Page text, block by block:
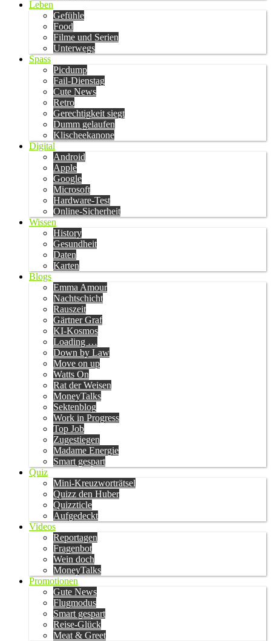
Leben
Gefühle
Food
Filme und Serien
Unterwegs
Spass
Picdump
Fail-Dienstag
Cute News
Retro
Gerechtigkeit siegt
Dumm gelaufen
Klischeekanone
Digital
Android
Apple
Google
Microsoft
Hardware-Test
Online-Sicherheit
Wissen
History
Gesundheit
Daten
Karten
Blogs
Emma Amour
Nachtschicht
Rauszeit
Gärtner Graf
KI-Kosmos
Loading …
Down by Law
Move on up
Watts On
Rat der Weisen
MoneyTalks
Sektenblog
Work in Progress
Top Job
Zugestiegen
Madame Energie
Smart gespart
Quiz
Mini-Kreuzworträtsel
Quizz den Huber
Quizzticle
Aufgedeckt
Videos
Reportagen
Fragenbot
Wein doch
MoneyTalks
Promotionen
Gute News
Flugmodus
Smart gespart
Reise-Glück
Meat & Greet